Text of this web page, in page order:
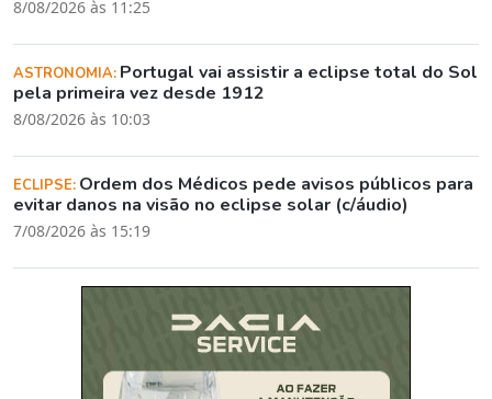
8/08/2026 às 11:25
ASTRONOMIA: Portugal vai assistir a eclipse total do Sol
pela primeira vez desde 1912
8/08/2026 às 10:03
ECLIPSE: Ordem dos Médicos pede avisos públicos para
evitar danos na visão no eclipse solar (c/áudio)
7/08/2026 às 15:19